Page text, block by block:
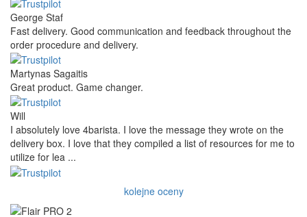
George Staf
Fast delivery. Good communication and feedback throughout the
order procedure and delivery.
Martynas Sagaitis
Great product. Game changer.
Will
I absolutely love 4barista. I love the message they wrote on the
delivery box. I love that they compiled a list of resources for me to
utilize for lea ...
kolejne oceny